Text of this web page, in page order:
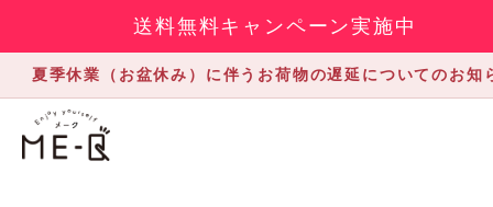
送料無料キャンペーン実施中
夏季休業（お盆休み）に伴うお荷物の遅延についてのお知